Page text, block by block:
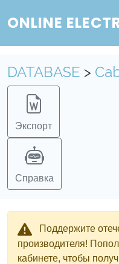
ONLINE
DATABASE >
Экспорт
Справка
Поддержите
производителя!
кабинете, чтобы